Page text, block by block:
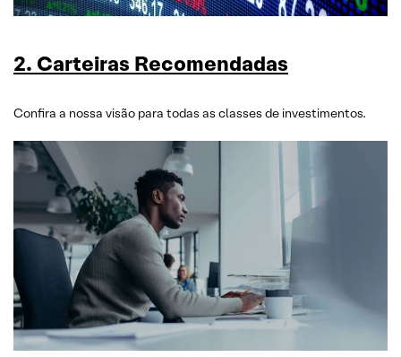
2. Carteiras Recomendadas
Confira a nossa visão para todas as classes de investimentos.